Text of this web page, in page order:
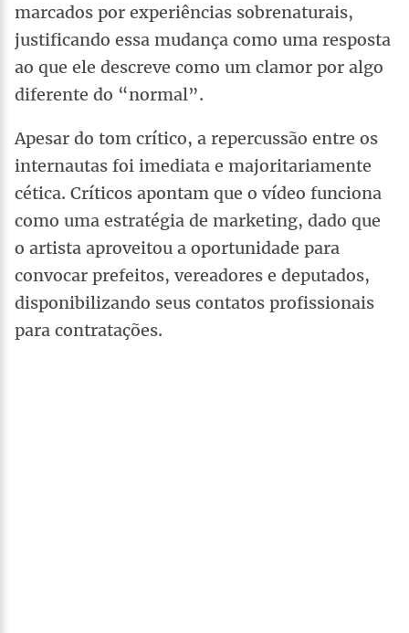
marcados por experiências sobrenaturais,
justificando essa mudança como uma resposta
ao que ele descreve como um clamor por algo
diferente do “normal”.
Apesar do tom crítico, a repercussão entre os
internautas foi imediata e majoritariamente
cética. Críticos apontam que o vídeo funciona
como uma estratégia de marketing, dado que
o artista aproveitou a oportunidade para
convocar prefeitos, vereadores e deputados,
disponibilizando seus contatos profissionais
para contratações.